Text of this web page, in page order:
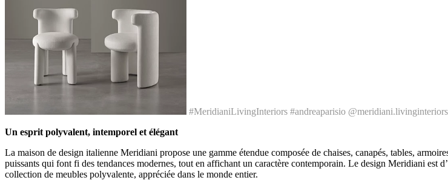
#MeridianiLivingInteriors #andreaparisio @meridiani.livinginteriors
Un esprit polyvalent, intemporel et élégant
La maison de design italienne Meridiani propose une gamme étendue composée de chaises, canapés, tables,
puissants qui font fi des tendances modernes, tout en affichant un caractère contemporain. Le design Meridiani est
collection de meubles polyvalente, appréciée dans le monde entier.